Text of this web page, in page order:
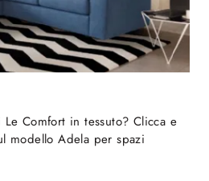
Comfort in tessuto? Clicca e
modello Adela per spazi